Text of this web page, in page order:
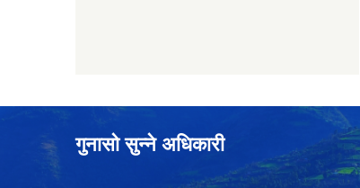
गुनासो सुन्ने अधिकारी